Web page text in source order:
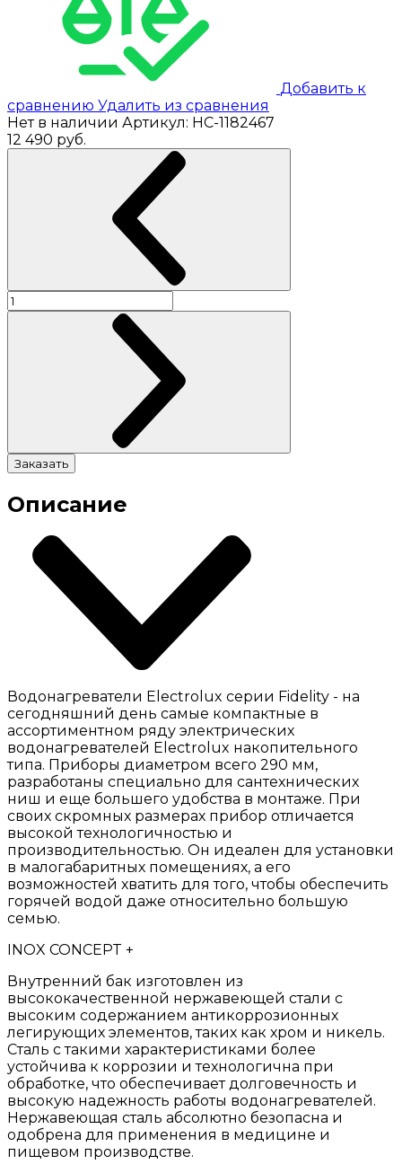
Добавить к
сравнению Удалить из сравнения
Нет в наличии Артикул: НС-1182467
12 490 руб.
Заказать
Описание
Водонагреватели Electrolux серии Fidelity - на
сегодняшний день самые компактные в
ассортиментном ряду электрических
водонагревателей Electrolux накопительного
типа. Приборы диаметром всего 290 мм,
разработаны специально для сантехнических
ниш и еще большего удобства в монтаже. При
своих скромных размерах прибор отличается
высокой технологичностью и
производительностью. Он идеален для установки
в малогабаритных помещениях, а его
возможностей хватить для того, чтобы обеспечить
горячей водой даже относительно большую
семью.
INOX CONCEPT +
Внутренний бак изготовлен из
высококачественной нержавеющей стали с
высоким содержанием антикоррозионных
легирующих элементов, таких как хром и никель.
Сталь с такими характеристиками более
устойчива к коррозии и технологична при
обработке, что обеспечивает долговечность и
высокую надежность работы водонагревателей.
Нержавеющая сталь абсолютно безопасна и
одобрена для применения в медицине и
пищевом производстве.